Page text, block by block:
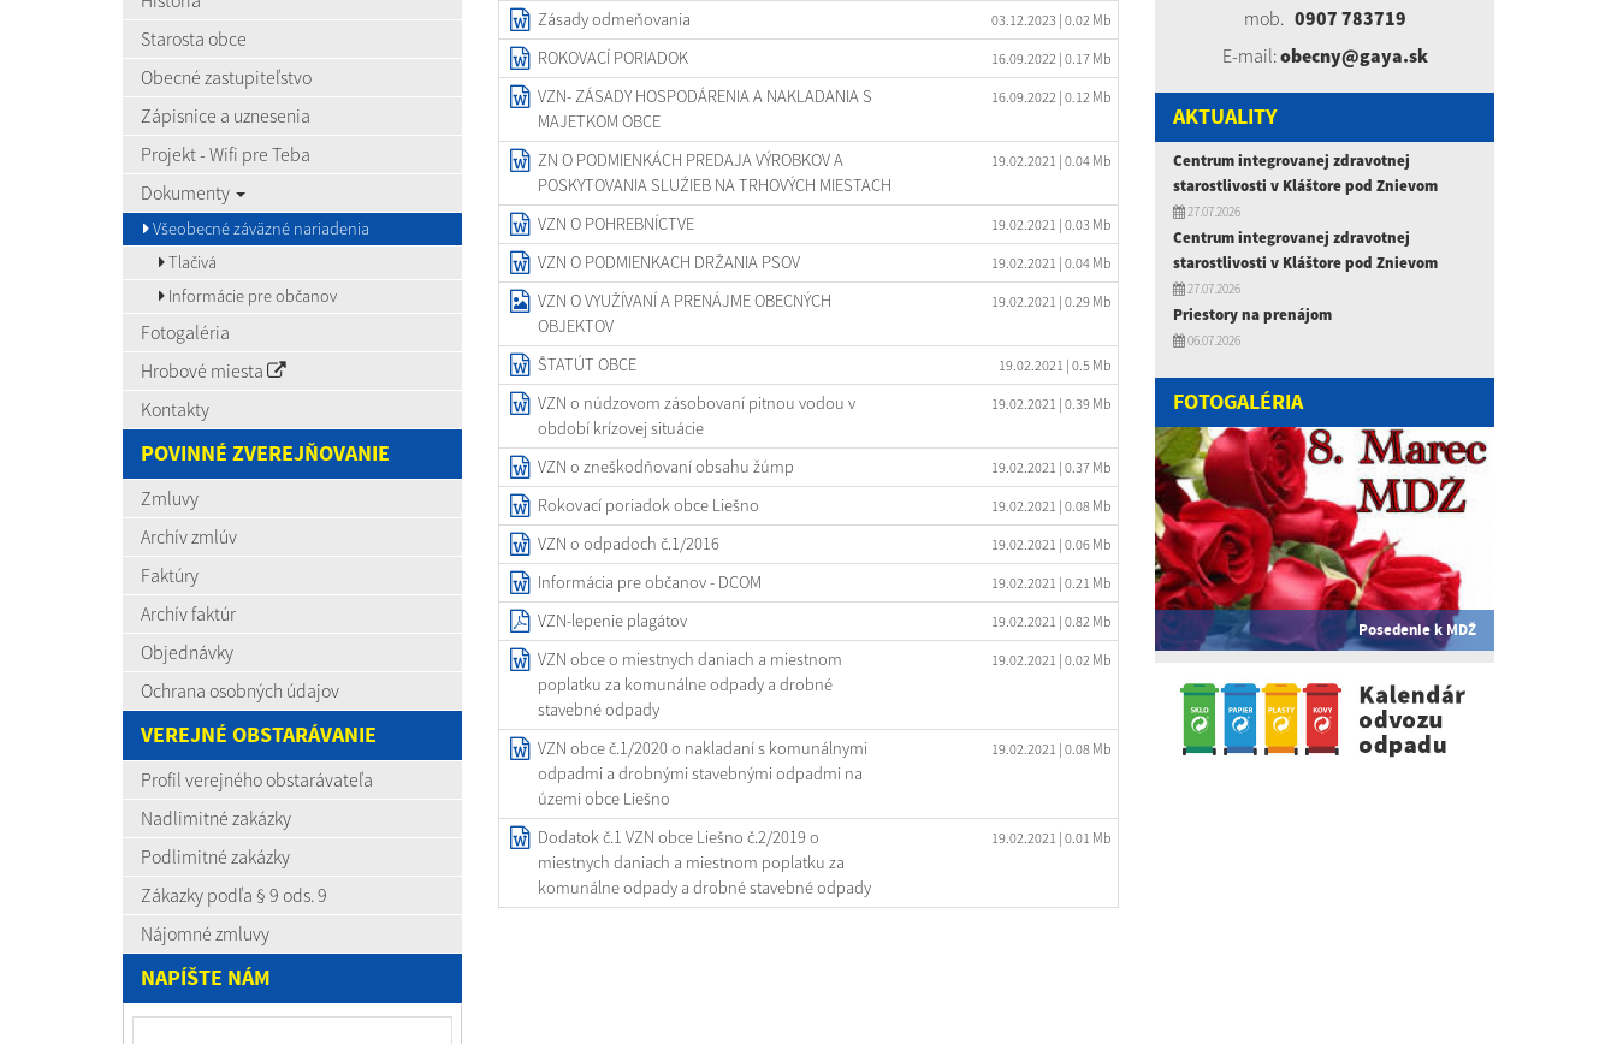
Starosta obce
Obecné zastupiteľstvo
Zápisnice a uznesenia
Projekt - Wifi pre Teba
Dokumenty
Všeobecné záväzné nariadenia
Tlačivá
Informácie pre občanov
Fotogaléria
Hrobové miesta
Kontakty
POVINNÉ ZVEREJŇOVANIE
Zmluvy
Archív zmlúv
Faktúry
Archív faktúr
Objednávky
Ochrana osobných údajov
VEREJNÉ OBSTARÁVANIE
Profil verejného obstarávateľa
Nadlimitné zakázky
Podlimitné zakázky
Zákazky podľa § 9 ods. 9
Nájomné zmluvy
NAPÍŠTE NÁM
Zásady odmeňovania 03.12.2023 | 0.02 Mb
ROKOVACÍ PORIADOK 16.09.2022 | 0.17 Mb
VZN- ZÁSADY HOSPODÁRENIA A NAKLADANIA S
MAJETKOM OBCE
16.09.2022 | 0.12 Mb
ZN O PODMIENKÁCH PREDAJA VÝROBKOV A
POSKYTOVANIA SLUŹIEB NA TRHOVÝCH MIESTACH
19.02.2021 | 0.04 Mb
VZN O POHREBNÍCTVE 19.02.2021 | 0.03 Mb
VZN O PODMIENKACH DRŽANIA PSOV 19.02.2021 | 0.04 Mb
VZN O VYUŽÍVANÍ A PRENÁJME OBECNÝCH
OBJEKTOV
19.02.2021 | 0.29 Mb
ŠTATÚT OBCE 19.02.2021 | 0.5 Mb
VZN o núdzovom zásobovaní pitnou vodou v
období krízovej situácie
19.02.2021 | 0.39 Mb
VZN o zneškodňovaní obsahu žúmp 19.02.2021 | 0.37 Mb
Rokovací poriadok obce Liešno 19.02.2021 | 0.08 Mb
VZN o odpadoch č.1/2016 19.02.2021 | 0.06 Mb
Informácia pre občanov - DCOM 19.02.2021 | 0.21 Mb
VZN-lepenie plagátov 19.02.2021 | 0.82 Mb
VZN obce o miestnych daniach a miestnom
poplatku za komunálne odpady a drobné
stavebné odpady
19.02.2021 | 0.02 Mb
VZN obce č.1/2020 o nakladaní s komunálnymi
odpadmi a drobnými stavebnými odpadmi na
územi obce Liešno
19.02.2021 | 0.08 Mb
Dodatok č.1 VZN obce Liešno č.2/2019 o
miestnych daniach a miestnom poplatku za
komunálne odpady a drobné stavebné odpady
19.02.2021 | 0.01 Mb
mob. 0907 783719
E-mail:obecny@gaya.sk
AKTUALITY
Centrum integrovanej zdravotnej
starostlivosti v Kláštore pod Znievom
27.07.2026
Centrum integrovanej zdravotnej
starostlivosti v Kláštore pod Znievom
27.07.2026
Priestory na prenájom
06.07.2026
FOTOGALÉRIA
Posedenie k MDŽ